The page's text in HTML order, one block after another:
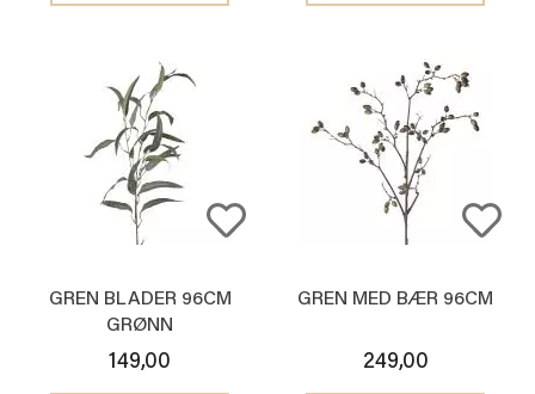
GREN BLADER 96CM
GRØNN
149,00
GREN MED BÆR 96CM
249,00